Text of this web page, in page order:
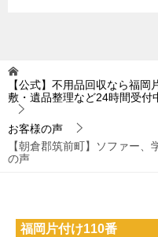
【公式】不用品回収なら福
敷・遺品整理など24時間受付
お客様の声
【朝倉郡筑前町】ソファー
の声
福岡片付け110番